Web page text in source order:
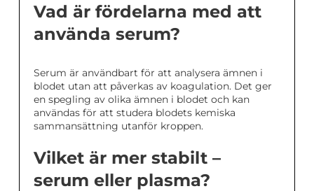
Vad är fördelarna med att
använda serum?
Serum är användbart för att analysera ämnen i
blodet utan att påverkas av koagulation. Det ger
en spegling av olika ämnen i blodet och kan
användas för att studera blodets kemiska
sammansättning utanför kroppen.
Vilket är mer stabilt –
serum eller plasma?